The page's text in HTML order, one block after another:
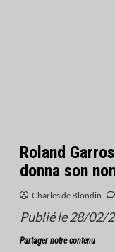
Roland
donna son
Charles de Blondin
Publié le 28/02/
Partager notre contenu